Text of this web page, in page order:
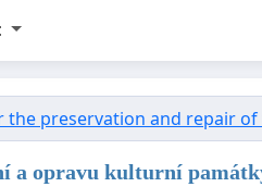
the preservation and repair
a opravu kulturní